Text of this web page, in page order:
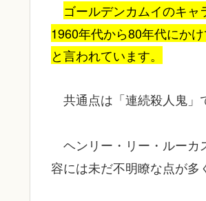
ゴールデンカムイのキ
1960年代から80年代にか
と言われています。
共通点は「連続殺人鬼」
ヘンリー・リー・ルーカ
容には未だ不明瞭な点が多